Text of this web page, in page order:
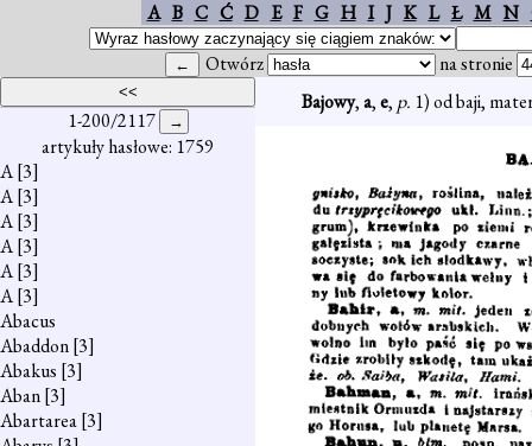
A B C Ć D E F G H I J K L Ł M N
Otwórz na stronie
1-200/2117
artykuły hasłowe: 1759
A[3]
A[3]
A[3]
A[3]
A[3]
A[3]
Abacus
Abaddon[3]
Abakus [3]
Aban[3]
Abartarea[3]
Bajowy,a,e, p. 1) od baji,